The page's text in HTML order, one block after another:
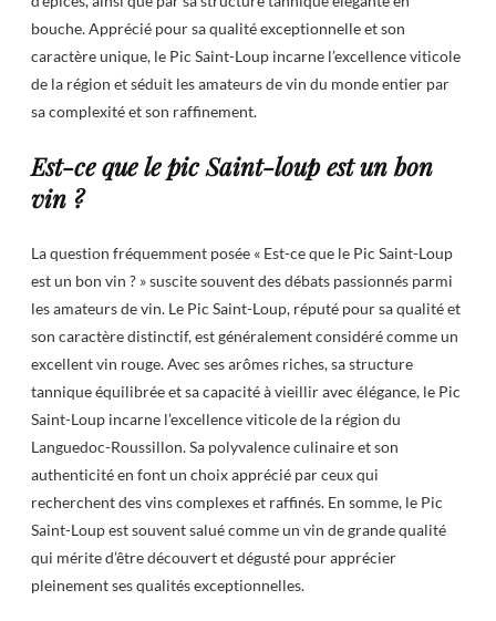
bouche. Apprécié pour sa qualité exceptionnelle et son
caractère unique, le Pic Saint-Loup incarne l’excellence viticole
de la région et séduit les amateurs de vin du monde entier par
sa complexité et son raffinement.
Est-ce que le pic Saint-loup est un bon
vin ?
La question fréquemment posée « Est-ce que le Pic Saint-Loup
est un bon vin ? » suscite souvent des débats passionnés parmi
les amateurs de vin. Le Pic Saint-Loup, réputé pour sa qualité et
son caractère distinctif, est généralement considéré comme un
excellent vin rouge. Avec ses arômes riches, sa structure
tannique équilibrée et sa capacité à vieillir avec élégance, le Pic
Saint-Loup incarne l’excellence viticole de la région du
Languedoc-Roussillon. Sa polyvalence culinaire et son
authenticité en font un choix apprécié par ceux qui
recherchent des vins complexes et raffinés. En somme, le Pic
Saint-Loup est souvent salué comme un vin de grande qualité
qui mérite d’être découvert et dégusté pour apprécier
pleinement ses qualités exceptionnelles.